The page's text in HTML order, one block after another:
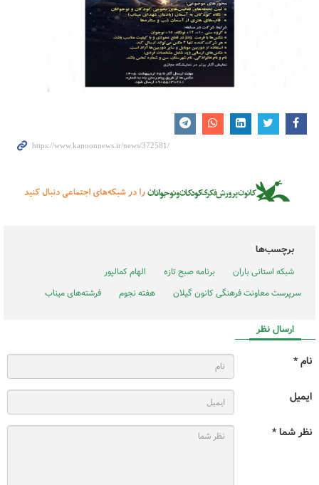
برچسب‌ها
شبکه استانی باران برنامه صبح تازه
الهام کمالپور
سرپرست معاونت فرهنگی کانون گیلان
هفته نجوم فرشته‌های میناب
ارسال نظر
نام *
ایمیل
نظر شما *